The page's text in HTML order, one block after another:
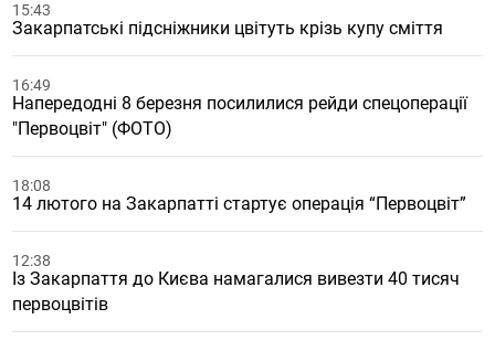
15:43
Закарпатські підсніжники цвітуть крізь купу сміття
16:49
Напередодні 8 березня посилилися рейди спецоперації
"Первоцвіт" (ФОТО)
18:08
14 лютого на Закарпатті стартує операція “Первоцвіт”
12:38
Із Закарпаття до Києва намагалися вивезти 40 тисяч
первоцвітів